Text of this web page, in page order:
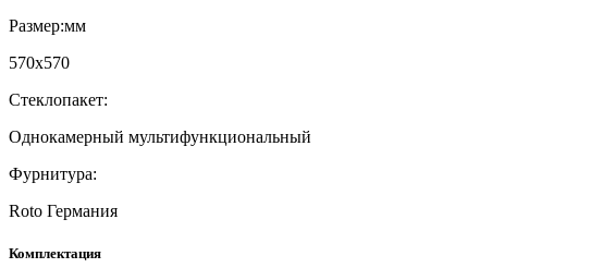
Размер:мм
570x570
Стеклопакет:
Однокамерный мультифункциональный
Фурнитура:
Roto Германия
Комплектация